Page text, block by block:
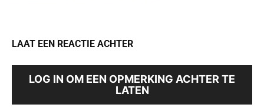
LAAT EEN REACTIE ACHTER
LOG IN OM EEN OPMERKING ACHTER TE
LATEN